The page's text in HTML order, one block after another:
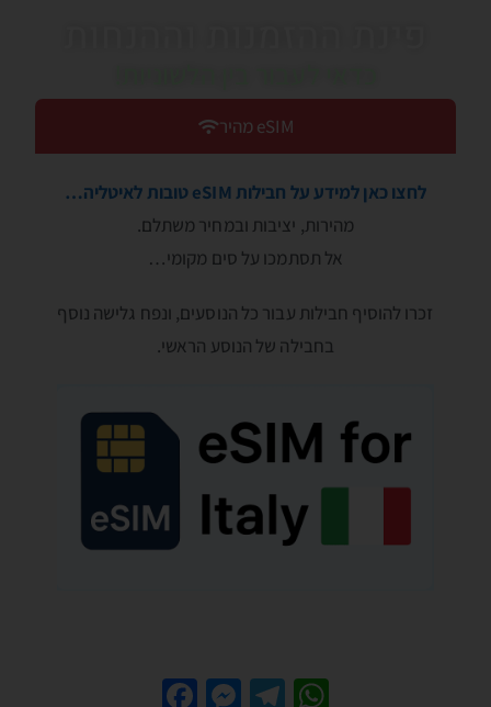
eSIM מהיר
לחצו כאן למידע על חבילות eSIM טובות לאיטליה…
מהירות, יציבות ובמחיר משתלם.
אל תסתמכו על סים מקומי…
זכרו להוסיף חבילות עבור כל הנוסעים, ונפח גלישה נוסף
בחבילה של הנוסע הראשי.
W
Te
M